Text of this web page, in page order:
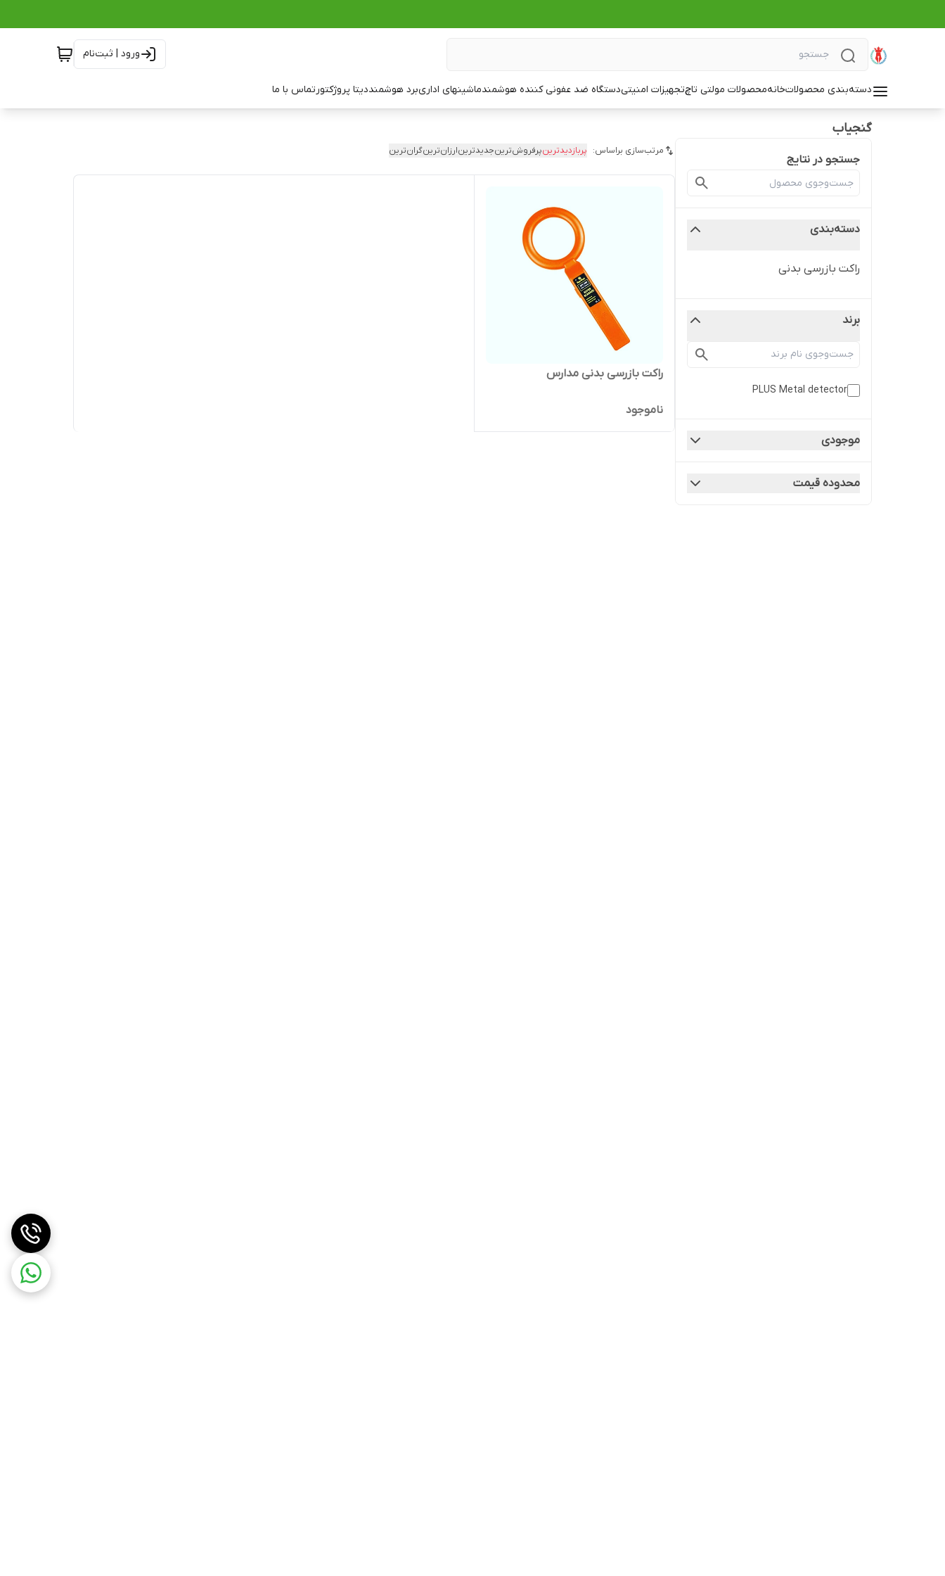
ورود | ثبت‌نام
دسته‌بندی محصولاتخانهمحصولات مولتی تاچتجهیزات امنیتیدستگاه ضد عفونی کننده هوشمندماشینهای اداریبرد هوشمنددیتا پروژکتورتماس با ما
گنجیاب
جستجو در نتایج
دسته‌بندی
راکت بازرسی بدنی
برند
PLUS Metal detector
موجودی
محدوده قیمت
مرتب‌سازی براساس: پربازدیدترینپرفروش‌ترینجدیدترینارزان‌ترینگران‌ترین
راکت بازرسی بدنی مدارس
ناموجود